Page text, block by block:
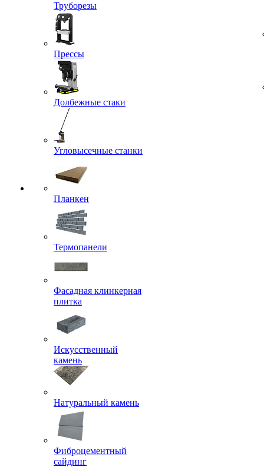
Труборезы
Прессы
Долбежные стаки
Угловысечные станки
Планкен
Термопанели
Фасадная клинкерная
плитка
Искусственный
камень
Натуральный камень
Фиброцементный
сайдинг